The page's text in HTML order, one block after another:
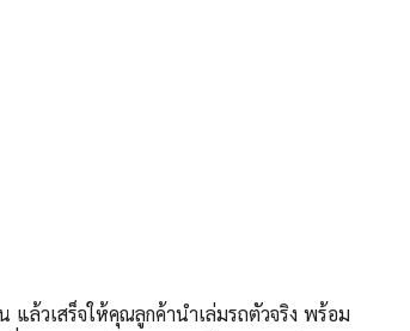
แล้วเสร็จให้คุณลูกค้านำเล่มรถตัวจริง พร้อม